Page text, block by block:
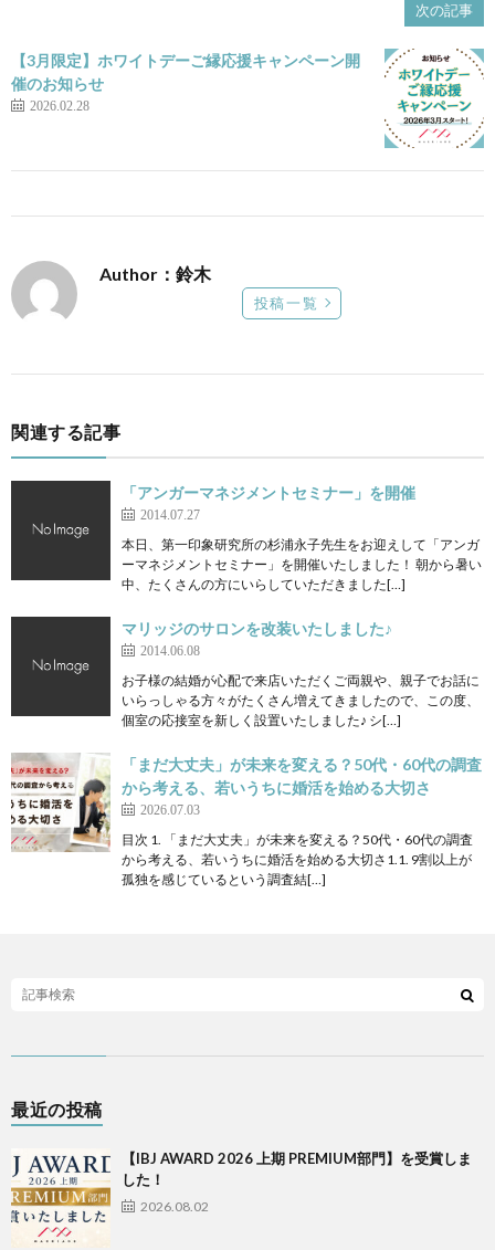
次の記事
【3月限定】ホワイトデーご縁応援キャンペーン開
催のお知らせ
2026.02.28
Author：鈴木
投稿一覧
関連する記事
「アンガーマネジメントセミナー」を開催
2014.07.27
本日、第一印象研究所の杉浦永子先生をお迎えして「アンガ
ーマネジメントセミナー」を開催いたしました！ 朝から暑い
中、たくさんの方にいらしていただきました[…]
マリッジのサロンを改装いたしました♪
2014.06.08
お子様の結婚が心配で来店いただくご両親や、親子でお話に
いらっしゃる方々がたくさん増えてきましたので、この度、
個室の応接室を新しく設置いたしました♪ シ[…]
「まだ大丈夫」が未来を変える？50代・60代の調査
から考える、若いうちに婚活を始める大切さ
2026.07.03
目次 1. 「まだ大丈夫」が未来を変える？50代・60代の調査
から考える、若いうちに婚活を始める大切さ1.1. 9割以上が
孤独を感じているという調査結[…]
最近の投稿
【IBJ AWARD 2026 上期 PREMIUM部門】を受賞しま
した！
2026.08.02